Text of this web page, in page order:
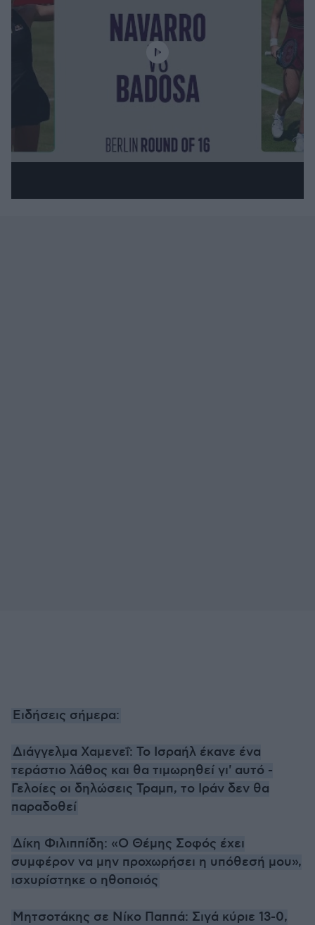
Ειδήσεις σήμερα:
Διάγγελμα Χαμενεΐ: Το Ισραήλ έκανε ένα
τεράστιο λάθος και θα τιμωρηθεί γι' αυτό -
Γελοίες οι δηλώσεις Τραμπ, το Ιράν δεν θα
παραδοθεί
Δίκη Φιλιππίδη: «Ο Θέμης Σοφός έχει
συμφέρον να μην προχωρήσει η υπόθεσή μου»,
ισχυρίστηκε ο ηθοποιός
Μητσοτάκης σε Νίκο Παππά: Σιγά κύριε 13-0,